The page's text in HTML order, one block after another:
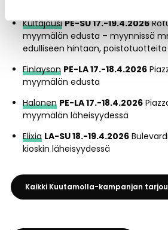
Kultajousi PE-SU17.-19.4.2026
myymälän edusta – myynnissä
edulliseen hintaan,
Finlayson PE-LA 17.-18.4.2026
myymälän edusta
Halonen PE-LA 17.-18.4.2026
myymälän läheisyydessä
Elixia LA-SU 18.-19.4.2026Bulevardi
kioskin läheisyydessä
Kaikki Kuutamolla-kampanjan